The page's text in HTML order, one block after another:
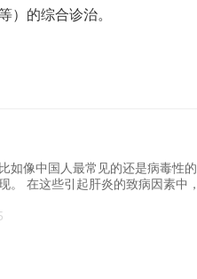
）的综合诊治。
如像中国人最常见的还是病毒性
。 在这些引起肝炎的致病因素
中，有些可以导致肝炎出现慢
活方式的改善，可以得到明显的